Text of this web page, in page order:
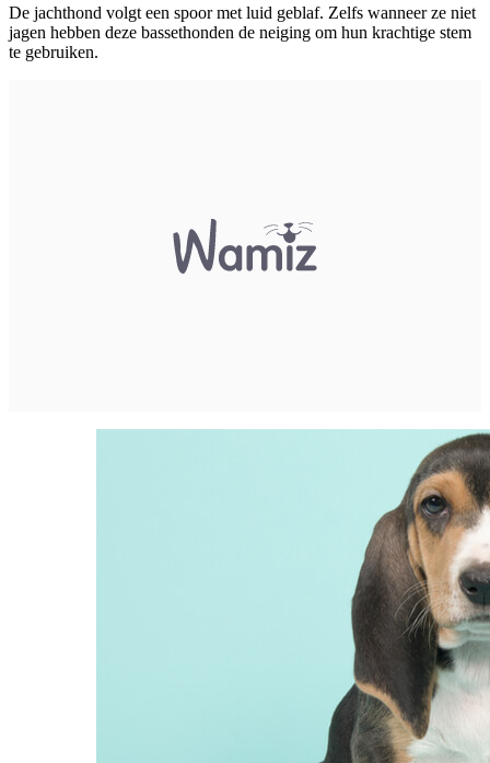
De jachthond volgt een spoor met luid geblaf. Zelfs wanneer ze niet
jagen hebben deze bassethonden de neiging om hun krachtige stem
te gebruiken.